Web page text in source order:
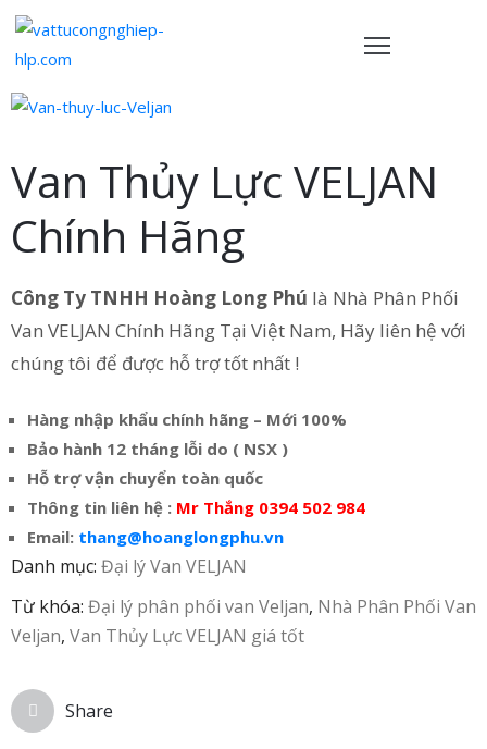
Van Thủy Lực VELJAN
Chính Hãng
Công Ty TNHH Hoàng Long Phú là Nhà Phân Phối
Van VELJAN Chính Hãng Tại Việt Nam, Hãy liên hệ với
chúng tôi để được hỗ trợ tốt nhất !
Hàng nhập khẩu chính hãng – Mới 100%
Bảo hành 12 tháng lỗi do ( NSX )
Hỗ trợ vận chuyển toàn quốc
Thông tin liên hệ : Mr Thắng 0394 502 984
Email: thang@hoanglongphu.vn
Danh mục: Đại lý Van VELJAN
Từ khóa: Đại lý phân phối van Veljan, Nhà Phân Phối Van
Veljan, Van Thủy Lực VELJAN giá tốt
Share